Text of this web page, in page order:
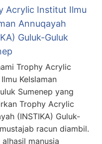
Acrylic Institut Ilmu
Annuqayah
Guluk-Guluk
Trophy Acrylic
KeIslaman
Sumenep yang
Trophy Acrylic
(INSTIKA) Guluk-
racun diambil.
manusia